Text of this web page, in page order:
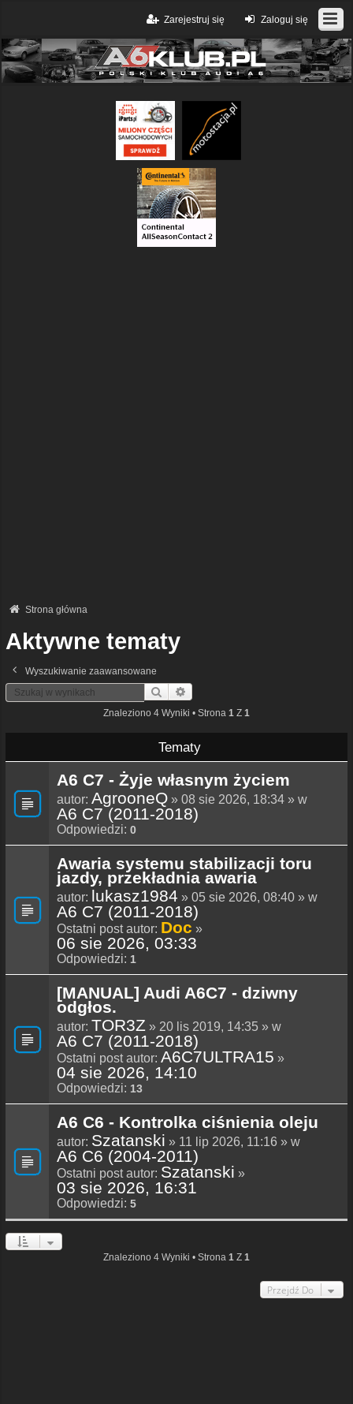
Zaloguj się
Zarejestruj się
Strona główna
Aktywne tematy
Wyszukiwanie zaawansowane
Szukaj
Znaleziono 4 Wyniki • Strona 1 Z 1
Tematy
A6 C7 - Żyje własnym życiem
autor: AgrooneQ » 08 sie 2026, 18:34 » w
A6 C7 (2011-2018)
Odpowiedzi: 0
Awaria systemu stabilizacji toru
jazdy, przekładnia awaria
autor: lukasz1984 » 05 sie 2026, 08:40 » w
A6 C7 (2011-2018)
Ostatni post autor: Doc »
06 sie 2026, 03:33
Odpowiedzi: 1
[MANUAL] Audi A6C7 - dziwny
odgłos.
autor: TOR3Z » 20 lis 2019, 14:35 » w
A6 C7 (2011-2018)
Ostatni post autor: A6C7ULTRA15 »
04 sie 2026, 14:10
Odpowiedzi: 13
A6 C6 - Kontrolka ciśnienia oleju
autor: Szatanski » 11 lip 2026, 11:16 » w
A6 C6 (2004-2011)
Ostatni post autor: Szatanski »
03 sie 2026, 16:31
Odpowiedzi: 5
Znaleziono 4 Wyniki • Strona 1 Z 1
Przejdź Do